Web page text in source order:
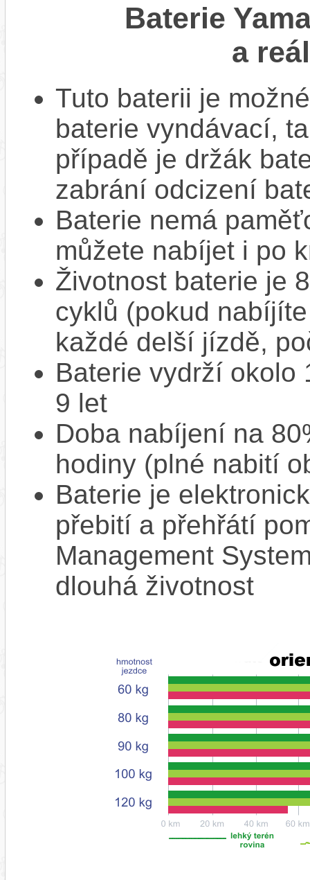
Baterie
a
Tuto baterii je
baterie vyndávací,
případě je držák
zabrání odcizení
Baterie nemá
můžete nabíjet i po
Životnost baterie je
cyklů (pokud
každé delší jízdě,
Baterie vydrží okolo
9 let
Doba nabíjení na
hodiny (plné nabití
Baterie je
přebití a přehřátí
Management
dlouhá životnost